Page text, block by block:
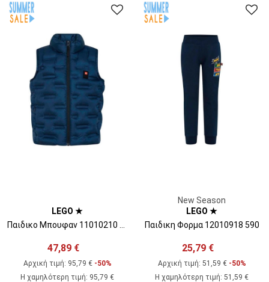
LEGO ★
Παιδικο Μπουφαν 11010210 590
47,89 €
Αρχική τιμή: 95,79 € -50%
Η χαμηλότερη τιμή: 95,79 €
New Season
LEGO ★
Παιδικη Φορμα 12010918 590
25,79 €
Αρχική τιμή: 51,59 € -50%
Η χαμηλότερη τιμή: 51,59 €